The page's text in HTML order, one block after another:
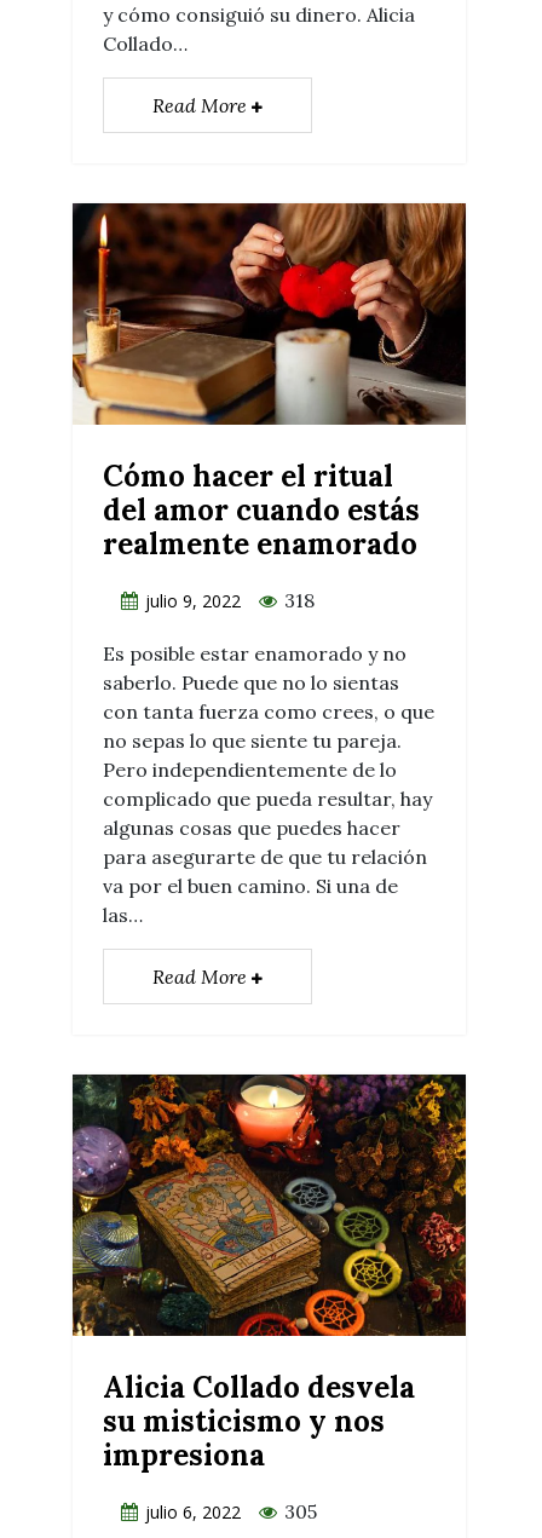
y cómo consiguió su dinero. Alicia
Collado…
Read More
Cómo hacer el ritual
del amor cuando estás
realmente enamorado
julio 9, 2022 318
Es posible estar enamorado y no
saberlo. Puede que no lo sientas
con tanta fuerza como crees, o que
no sepas lo que siente tu pareja.
Pero independientemente de lo
complicado que pueda resultar, hay
algunas cosas que puedes hacer
para asegurarte de que tu relación
va por el buen camino. Si una de
las…
Read More
Alicia Collado desvela
su misticismo y nos
impresiona
julio 6, 2022 305